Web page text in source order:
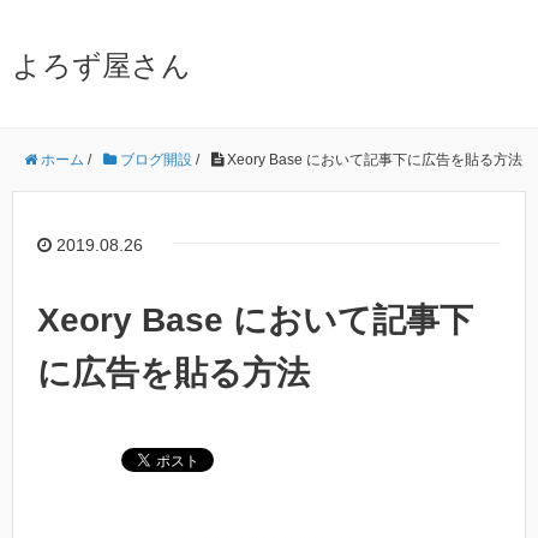
よろず屋さん
ホーム / ブログ開設 / Xeory Base において記事下に広告を貼る方法
2019.08.26
Xeory Base において記事下
に広告を貼る方法